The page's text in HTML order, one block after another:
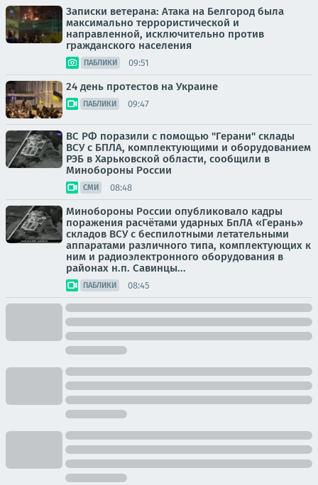
Записки ветерана: Атака на Белгород была
максимально террористической и
направленной, исключительно против
гражданского населения
ПАБЛИКИ 09:51
24 день протестов на Украине
ПАБЛИКИ 09:47
ВС РФ поразили с помощью "Герани" склады
ВСУ с БПЛА, комплектующими и оборудованием
РЭБ в Харьковской области, сообщили в
Минобороны России
СМИ 08:48
Минобороны России опубликовало кадры
поражения расчётами ударных БпЛА «Герань»
складов ВСУ с беспилотными летательными
аппаратами различного типа, комплектующих к
ним и радиоэлектронного оборудования в
районах н.п. Савинцы...
ПАБЛИКИ 08:45